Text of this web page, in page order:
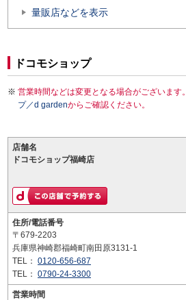
量販店などを表示
ドコモショップ
営業時間などは変更となる場合がございます
プ／d gardenからご確認ください。
店舗名
ドコモショップ福崎店
住所/電話番号
〒679-2203
兵庫県神崎郡福崎町南田原3131-1
TEL： 0120-656-687
TEL： 0790-24-3300
営業時間